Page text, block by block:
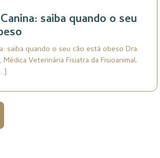
saiba quando o seu
saiba quando o seu cão está obeso Dra.
Veterinária Fisiatra da Fisioanimal.